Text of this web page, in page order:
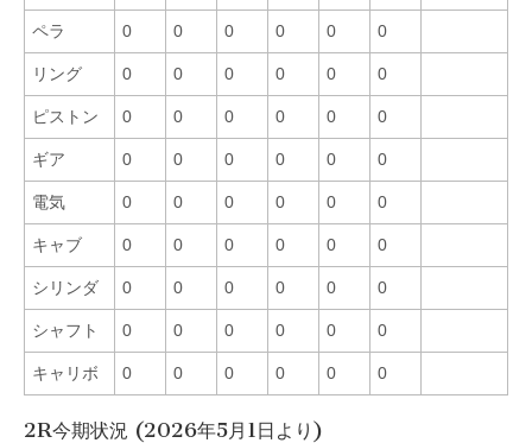
ペラ 0 0 0 0 0 0
リング 0 0 0 0 0 0
ピストン 0 0 0 0 0 0
ギア 0 0 0 0 0 0
電気 0 0 0 0 0 0
キャブ 0 0 0 0 0 0
シリンダ 0 0 0 0 0 0
シャフト 0 0 0 0 0 0
キャリボ 0 0 0 0 0 0
2R今期状況 (2026年5月1日より)